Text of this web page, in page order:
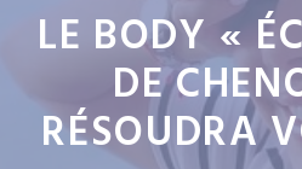
LE BODY «
DE
RÉSOUDRA